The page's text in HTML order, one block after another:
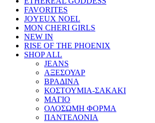
FAVORITES
JOYEUX NOEL
MON CHERI GIRLS
NEW IN
RISE OF THE PHOENIX
SHOP ALL
JEANS
ΑΞΕΣΟΥΑΡ
ΒΡΑΔΙΝΑ
ΚΟΣΤΟΥΜΙΑ-ΣΑΚΑΚΙ
ΜΑΓΙΟ
ΟΛΟΣΩΜΗ ΦΟΡΜΑ
ΠΑΝΤΕΛΟΝΙΑ